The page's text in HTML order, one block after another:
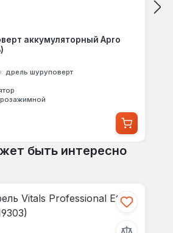
аккумуляторный Apro
дрель шуруповерт
быть интересно